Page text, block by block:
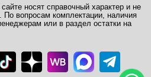
носят справочный характер и не
вопросам комплектации, наличия
или в раздел остатки на